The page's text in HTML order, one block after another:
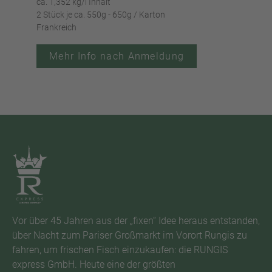
ca. 1,352 kg/l Inhalt
2 Stück je ca. 550g - 650g / Karton
Frankreich
Mehr Info nach Anmeldung
Vor über 45 Jahren aus der „fixen“ Idee heraus entstanden,
über Nacht zum Pariser Großmarkt im Vorort Rungis zu
fahren, um frischen Fisch einzukaufen: die RUNGIS
express GmbH. Heute eine der größten